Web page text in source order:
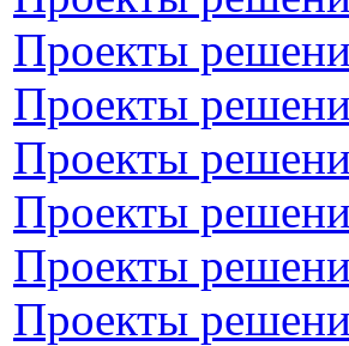
Проекты
Проекты
Проекты
Проекты
Проекты
Проекты